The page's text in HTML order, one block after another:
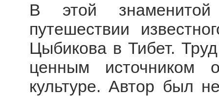
В этой знаменитой
путешествии
Цыбикова в Тибет.
ценным источником
культуре. Автор был